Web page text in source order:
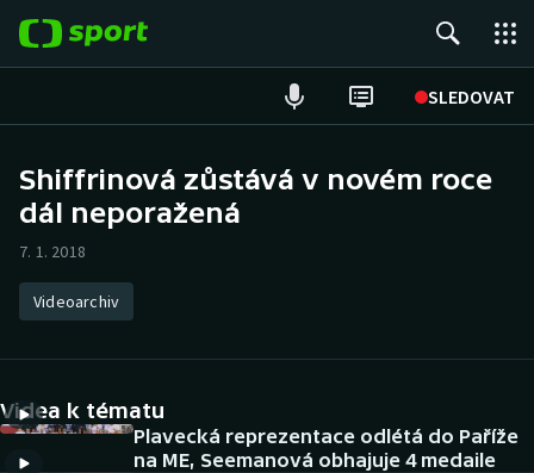
SLEDOVAT
Hokej
Atletika
DALŠÍ SPORTY
Shiffrinová zůstává v novém roce
dál neporažená
7. 1. 2018
Videoarchiv
Videa k tématu
Plavecká reprezentace odlétá do Paříže
na ME, Seemanová obhajuje 4 medaile